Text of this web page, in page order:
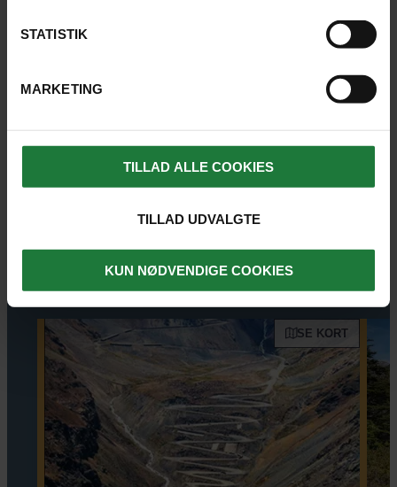
STATISTIK
MARKETING
TILLAD ALLE COOKIES
TILLAD UDVALGTE
KUN NØDVENDIGE COOKIES
REJSER, HVOR UDFLUGTEN ER
SE KORT